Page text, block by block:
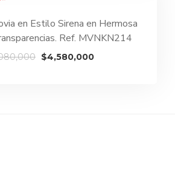
en Estilo Sirena en Hermosa
Ref. MVNKN214
El
$4,580,000El